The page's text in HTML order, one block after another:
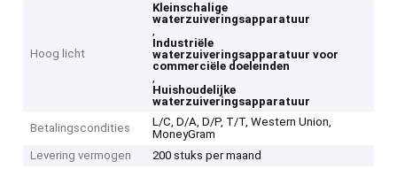
Hoog licht
Kleinschalige
waterzuiveringsapparatuur
,
Industriële
waterzuiveringsapparatuur voor
commerciële doeleinden
,
Huishoudelijke
waterzuiveringsapparatuur
Betalingscondities
L/C, D/A, D/P, T/T, Western Union,
MoneyGram
Levering vermogen
200 stuks per maand